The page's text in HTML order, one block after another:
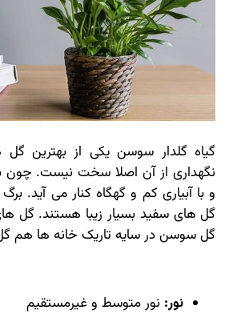
گیاه گلدار سوسن یکی از بهترین
نگهداری از آن اصلا سخت نیست. چون به
و با آبیاری کم و گهگاه کنار می آید.
گل های سفید بسیار زیبا هستند. گل
گل سوسن در سایه تاریک خانه ها هم
نور: نور متوسط و غیرمستقیم